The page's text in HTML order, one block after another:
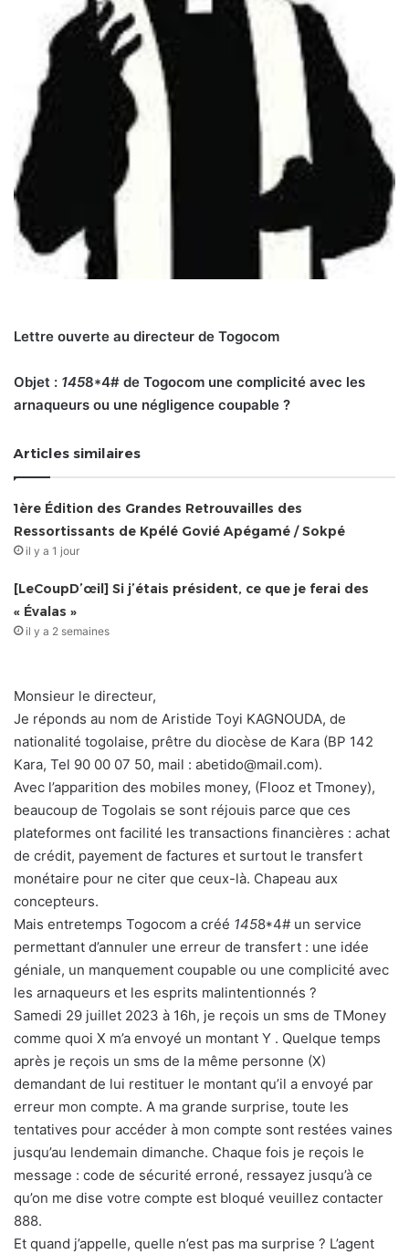
Lettre ouverte au directeur de Togocom
Objet : 1458*4# de Togocom une complicité avec les
arnaqueurs ou une négligence coupable ?
Articles similaires
1ère Édition des Grandes Retrouvailles des
Ressortissants de Kpélé Govié Apégamé / Sokpé
il y a 1 jour
[LeCoupD’œil] Si j’étais président, ce que je ferai des
« Évalas »
il y a 2 semaines
Monsieur le directeur,
Je réponds au nom de Aristide Toyi KAGNOUDA, de
nationalité togolaise, prêtre du diocèse de Kara (BP 142
Kara, Tel 90 00 07 50, mail : abetido@mail.com).
Avec l’apparition des mobiles money, (Flooz et Tmoney),
beaucoup de Togolais se sont réjouis parce que ces
plateformes ont facilité les transactions financières : achat
de crédit, payement de factures et surtout le transfert
monétaire pour ne citer que ceux-là. Chapeau aux
concepteurs.
Mais entretemps Togocom a créé 1458*4# un service
permettant d’annuler une erreur de transfert : une idée
géniale, un manquement coupable ou une complicité avec
les arnaqueurs et les esprits malintentionnés ?
Samedi 29 juillet 2023 à 16h, je reçois un sms de TMoney
comme quoi X m’a envoyé un montant Y . Quelque temps
après je reçois un sms de la même personne (X)
demandant de lui restituer le montant qu’il a envoyé par
erreur mon compte. A ma grande surprise, toute les
tentatives pour accéder à mon compte sont restées vaines
jusqu’au lendemain dimanche. Chaque fois je reçois le
message : code de sécurité erroné, ressayez jusqu’à ce
qu’on me dise votre compte est bloqué veuillez contacter
888.
Et quand j’appelle, quelle n’est pas ma surprise ? L’agent